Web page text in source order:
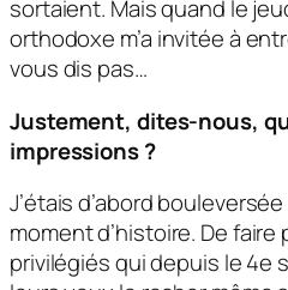
sortaient. Mais quand le
orthodoxe m’a invitée à
vous dis pas…
Justement, dites-nous,
impressions ?
J’étais d’abord
moment d’histoire. De
privilégiés qui depuis le 4e